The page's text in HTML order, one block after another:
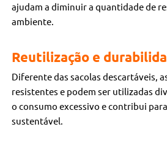
ajudam a diminuir a quantidade de
ambiente.
Reutilização e
Diferente das sacolas descartáveis,
resistentes e podem ser utilizadas
o consumo excessivo e contribui
sustentável.